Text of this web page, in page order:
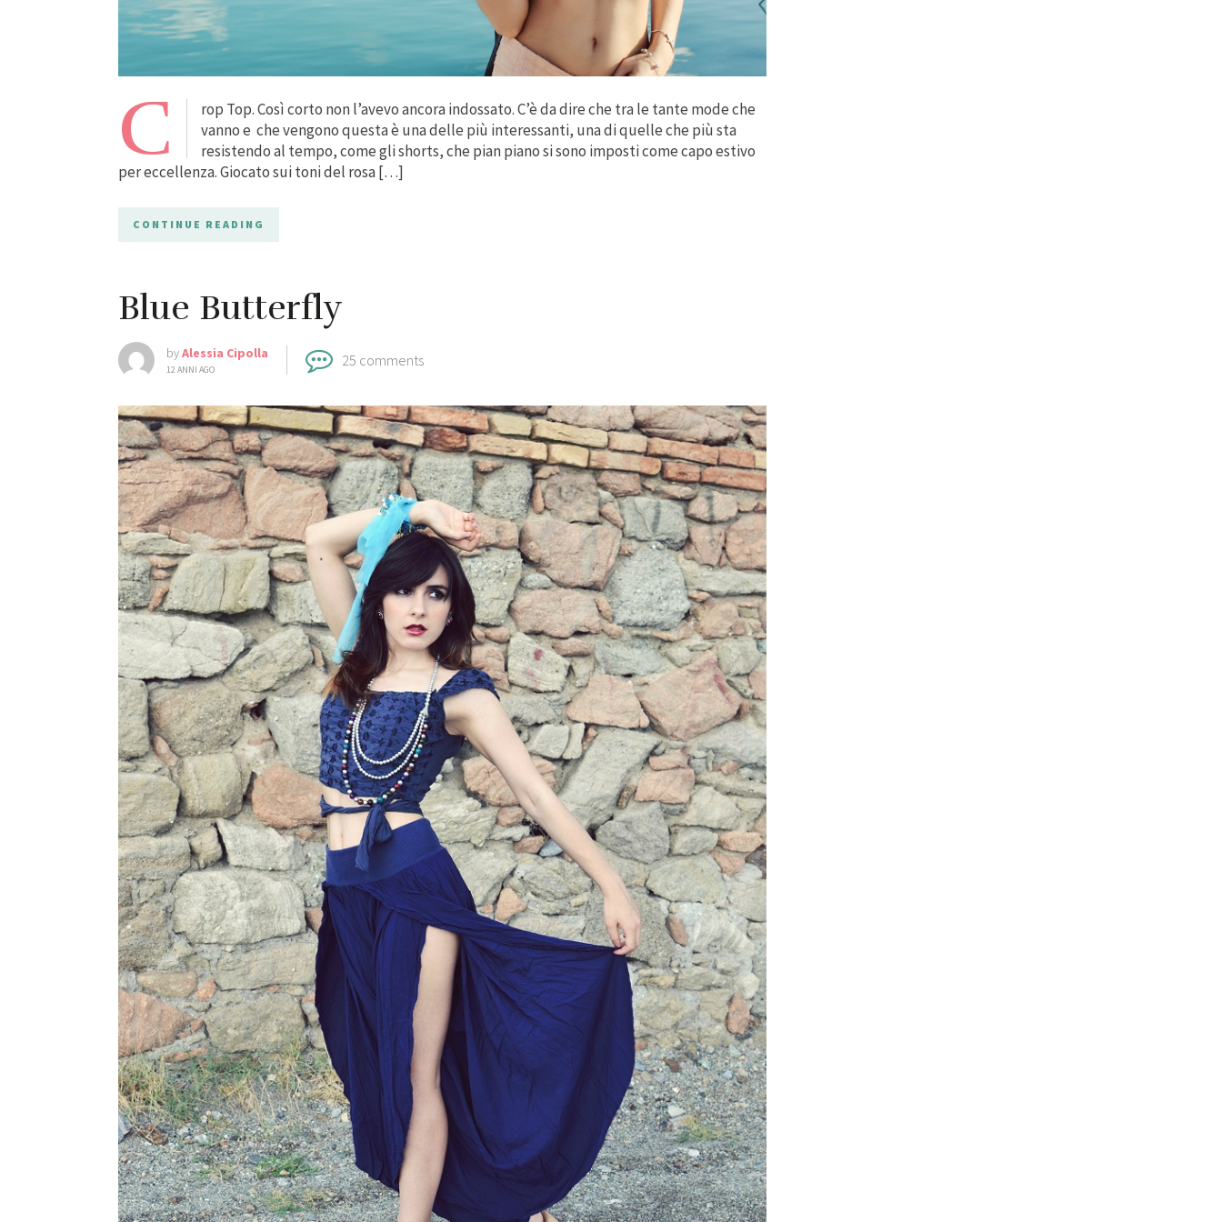
C
rop Top. Così corto non l’avevo ancora indossato. C’è da dire che tra le tante mode che
vanno e che vengono questa è una delle più interessanti, una di quelle che più sta
resistendo al tempo, come gli shorts, che pian piano si sono imposti come capo estivo
per eccellenza. Giocato sui toni del rosa […]
CONTINUE READING
Blue Butterfly
byAlessia Cipolla
12 ANNI AGO
25 comments